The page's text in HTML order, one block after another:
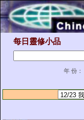
每日靈修小品
年 份：